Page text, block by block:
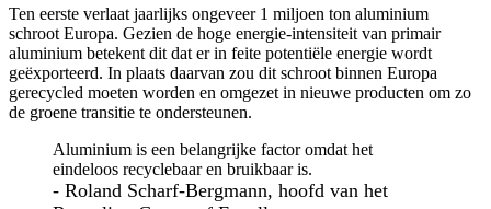
Ten eerste verlaat jaarlijks ongeveer 1 miljoen ton aluminium
schroot Europa. Gezien de hoge energie-intensiteit van primair
aluminium betekent dit dat er in feite potentiële energie wordt
geëxporteerd. In plaats daarvan zou dit schroot binnen Europa
gerecycled moeten worden en omgezet in nieuwe producten om zo
de groene transitie te ondersteunen.
Aluminium is een belangrijke factor omdat het
eindeloos recyclebaar en bruikbaar is.
- Roland Scharf-Bergmann, hoofd van het